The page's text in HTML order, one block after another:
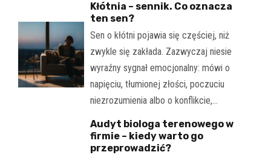
Kłótnia – sennik. Co oznacza
ten sen?
Sen o kłótni pojawia się częściej, niż
zwykle się zakłada. Zazwyczaj niesie
wyraźny sygnał emocjonalny: mówi o
napięciu, tłumionej złości, poczuciu
niezrozumienia albo o konflikcie,…
Audyt biologa terenowego w
firmie – kiedy warto go
przeprowadzić?